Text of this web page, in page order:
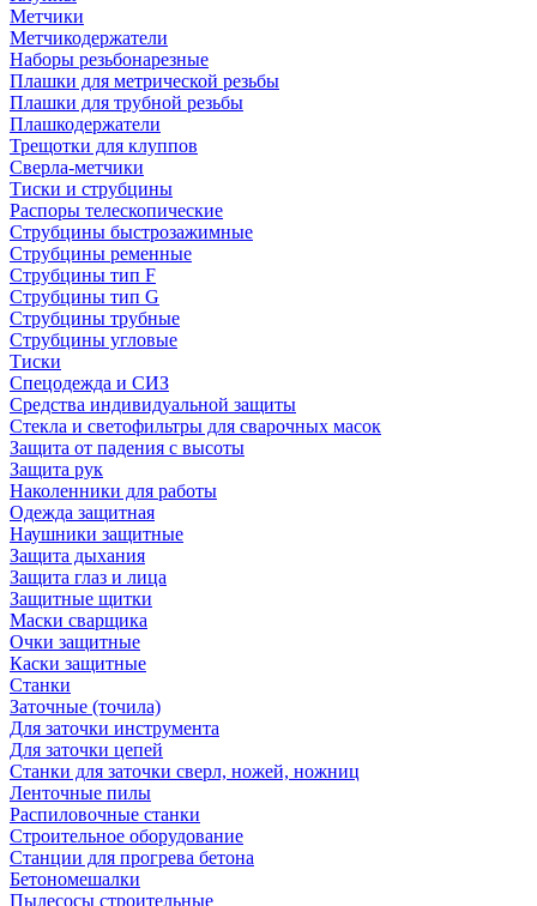
Метчики
Метчикодержатели
Наборы резьбонарезные
Плашки для метрической резьбы
Плашки для трубной резьбы
Плашкодержатели
Трещотки для клуппов
Сверла-метчики
Тиски и струбцины
Распоры телескопические
Струбцины быстрозажимные
Струбцины ременные
Струбцины тип F
Струбцины тип G
Струбцины трубные
Струбцины угловые
Тиски
Спецодежда и СИЗ
Средства индивидуальной защиты
Стекла и светофильтры для сварочных масок
Защита от падения с высоты
Защита рук
Наколенники для работы
Одежда защитная
Наушники защитные
Защита дыхания
Защита глаз и лица
Защитные щитки
Маски сварщика
Очки защитные
Каски защитные
Станки
Заточные (точила)
Для заточки инструмента
Для заточки цепей
Станки для заточки сверл, ножей, ножниц
Ленточные пилы
Распиловочные станки
Строительное оборудование
Станции для прогрева бетона
Бетономешалки
Пылесосы строительные